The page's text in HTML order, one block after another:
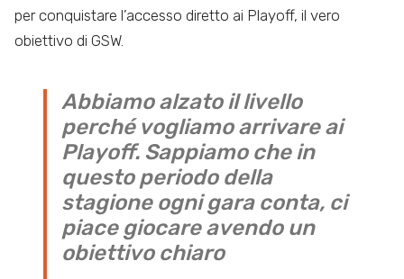
per conquistare l’accesso diretto ai Playoff, il vero
obiettivo di GSW.
Abbiamo alzato il livello
perché vogliamo arrivare ai
Playoff. Sappiamo che in
questo periodo della
stagione ogni gara conta, ci
piace giocare avendo un
obiettivo chiaro